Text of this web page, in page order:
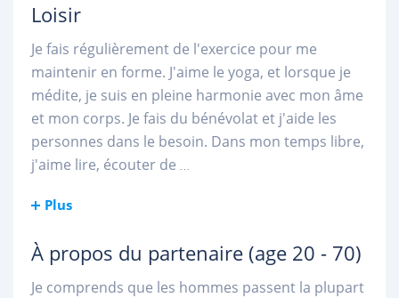
Loisir
Je fais régulièrement de l'exercice pour me
maintenir en forme. J'aime le yoga, et lorsque je
médite, je suis en pleine harmonie avec mon âme
et mon corps. Je fais du bénévolat et j'aide les
personnes dans le besoin. Dans mon temps libre,
j'aime lire, écouter de ...
Plus
À propos du partenaire (age 20 - 70)
Je comprends que les hommes passent la plupart